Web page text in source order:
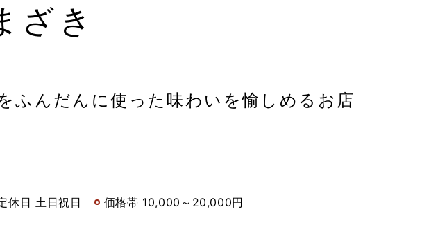
ざき
ふんだんに使った味わいを愉しめるお店
休日 土日祝日 価格帯 10,000～20,000円